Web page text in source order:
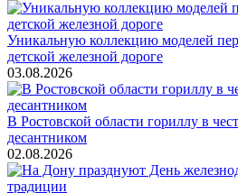
Уникальную коллекцию моделей
детской железной дороге
03.08.2026
В Ростовской области гориллу в
десантником
02.08.2026